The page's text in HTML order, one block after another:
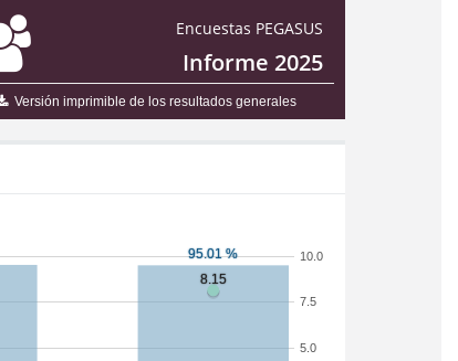
Encuestas PEGASUS
Informe 2025
Versión imprimible de los resultados generales
5.0
7.5
10.0